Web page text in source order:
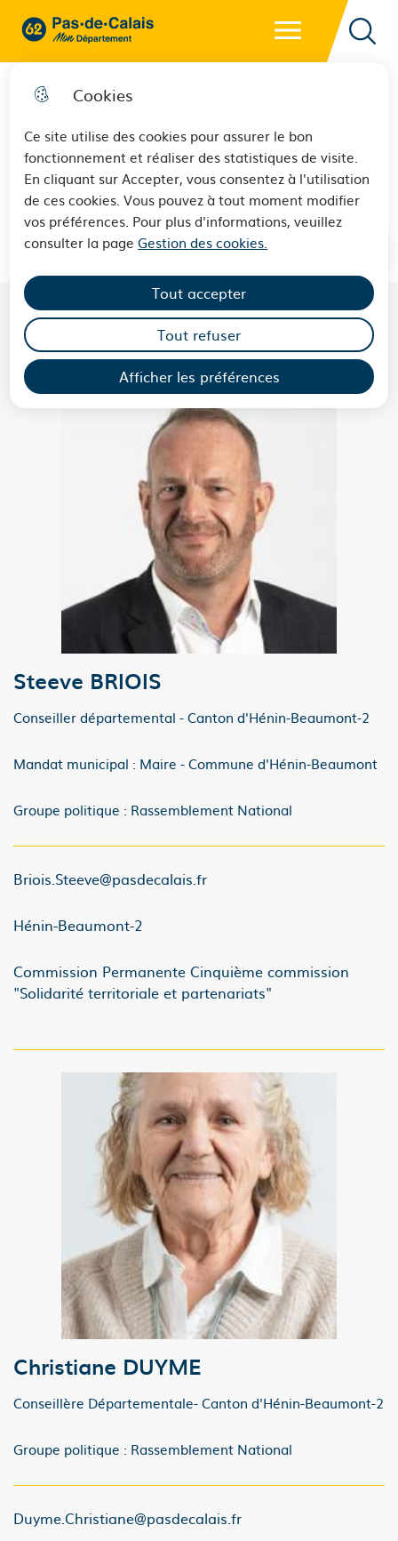
Cookies
Ce site utilise des cookies pour assurer le bon
fonctionnement et réaliser des statistiques de visite.
En cliquant sur Accepter, vous consentez à l'utilisation
de ces cookies. Vous pouvez à tout moment modifier
vos préférences. Pour plus d'informations, veuillez
consulter la pageGestion des cookies.
Afficher les préférences
Tout accepter
Tout refuser
62 - Pas-de-Calais Mon Département - Retour à l'accueil
Hénin-Beaumont-2
LES CONSEILLERS DÉPARTEMENTAUX DU
CANTON DEHÉNIN-BEAUMONT-2
Steeve BRIOIS
Conseiller départemental - Canton d'Hénin-Beaumont-2
Mandat municipal : Maire - Commune d'Hénin-Beaumont
Groupe politique : Rassemblement National
Briois.Steeve@pasdecalais.fr
Hénin-Beaumont-2
Commission Permanente Cinquième commission
"Solidarité territoriale et partenariats"
Christiane DUYME
Conseillère Départementale- Canton d'Hénin-Beaumont-2
Groupe politique : Rassemblement National
Duyme.Christiane@pasdecalais.fr